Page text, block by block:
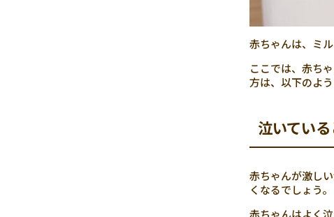
赤ちゃんは、ミ
ここでは、赤ち
方は、以下のよ
泣いてい
赤ちゃんが激し
くなるでしょう。
赤ちゃんはよく